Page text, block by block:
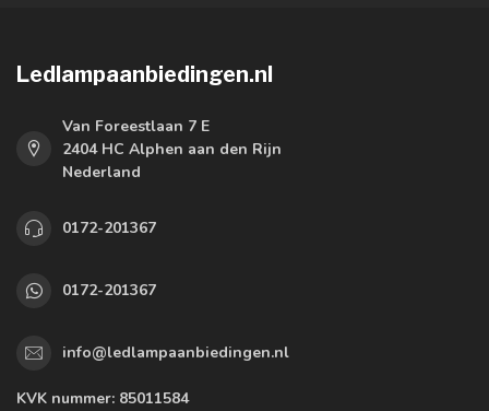
Ledlampaanbiedingen.nl
Van Foreestlaan 7 E
2404 HC Alphen aan den Rijn
Nederland
0172-201367
0172-201367
info@ledlampaanbiedingen.nl
KVK nummer: 85011584